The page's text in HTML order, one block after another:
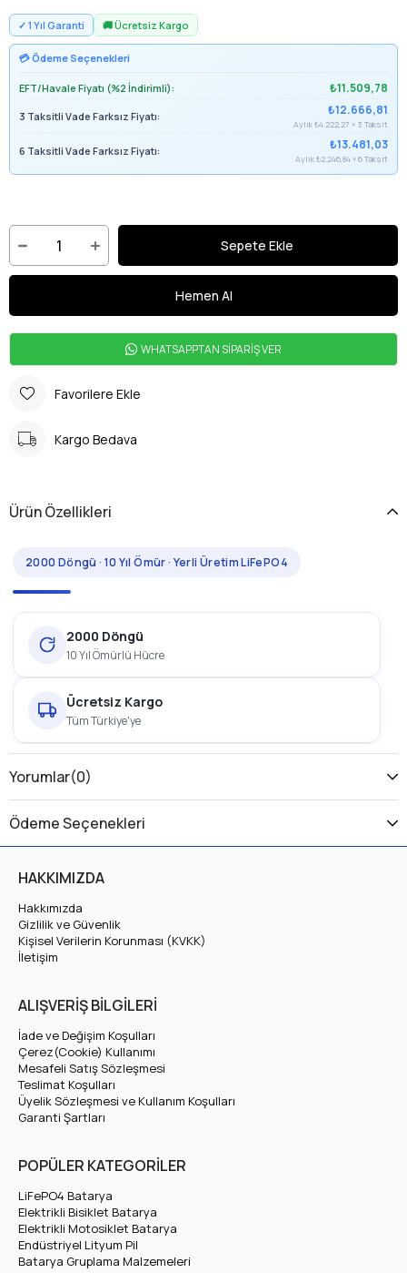
✓ 1 Yıl Garanti 🚚 Ücretsiz Kargo
💳 Ödeme Seçenekleri
EFT/Havale Fiyatı (%2 İndirimli): ₺11.509,78
3 Taksitli Vade Farksız Fiyatı: ₺12.666,81
Aylık ₺4.222,27 × 3 Taksit
6 Taksitli Vade Farksız Fiyatı: ₺13.481,03
Aylık ₺2.246,84 × 6 Taksit
WHATSAPPTAN SİPARİŞ VER
Favorilere Ekle
Kargo Bedava
Ürün Özellikleri
2000 Döngü · 10 Yıl Ömür · Yerli Üretim LiFePO4
2000 Döngü
10 Yıl Ömürlü Hücre
Ücretsiz Kargo
Tüm Türkiye'ye
1 Yıl Garanti
Üretici Garantili
2000 döngü ömre sahip yerli üretim bir
Demir Fosfat) batarya
18 Ah LiFePO4 Batarya için teknik özellikleri, kullanım
avantajlarını ve uyumlu araç modellerini bulabilirsiniz.
Volta SE-03 60 Volt 18 Ah LiFePO4 Batarya
Sistem Voltajı
Tam Şarj Voltajı
Amper (Ah)
Hücre Dizilimi
Hücre Tipi
Yorumlar(0)
Ödeme Seçenekleri
HAKKIMIZDA
Hakkımızda
Gizlilik ve Güvenlik
Kişisel Verilerin Korunması (KVKK)
İletişim
ALIŞVERİŞ BİLGİLERİ
İade ve Değişim Koşulları
Çerez(Cookie) Kullanımı
Mesafeli Satış Sözleşmesi
Teslimat Koşulları
Üyelik Sözleşmesi ve Kullanım Koşulları
Garanti Şartları
POPÜLER KATEGORİLER
LiFePO4 Batarya
Elektrikli Bisiklet Batarya
Elektrikli Motosiklet Batarya
Endüstriyel Lityum Pil
Batarya Gruplama Malzemeleri